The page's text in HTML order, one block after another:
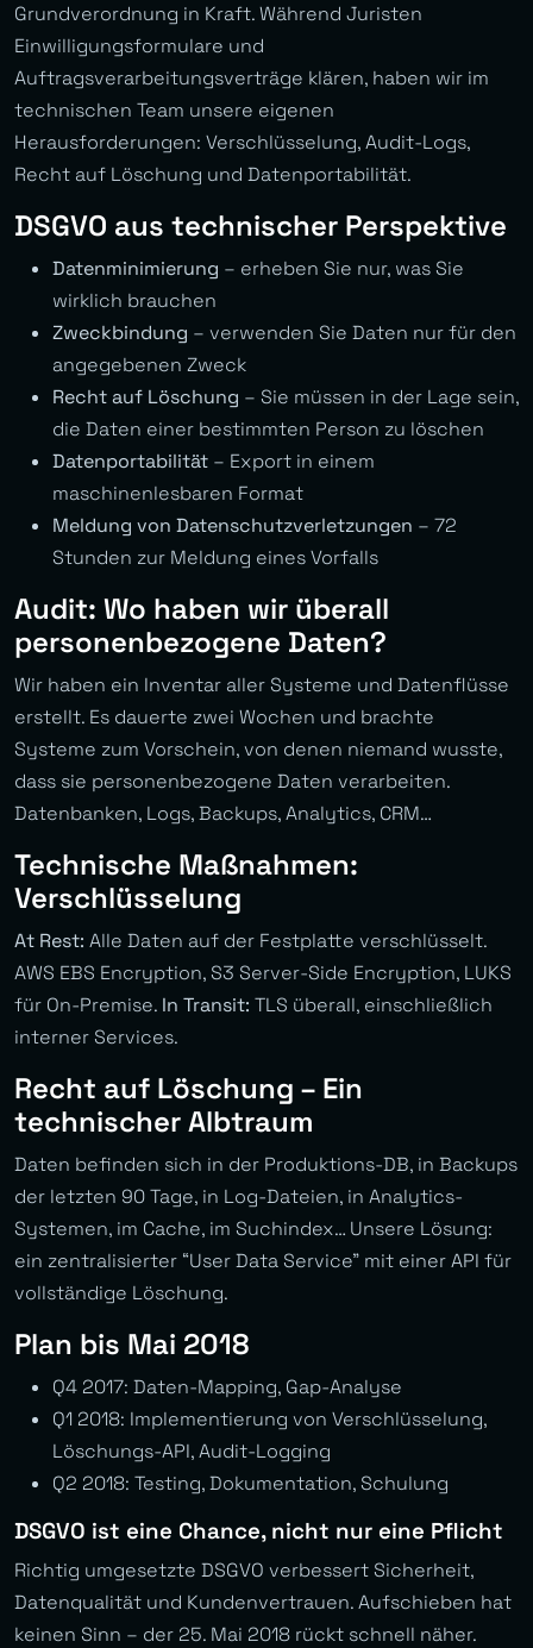
Grundverordnung in Kraft. Während Juristen
Einwilligungsformulare und
Auftragsverarbeitungsverträge klären, haben wir im
technischen Team unsere eigenen
Herausforderungen: Verschlüsselung, Audit-Logs,
Recht auf Löschung und Datenportabilität.
DSGVO aus technischer Perspektive
Datenminimierung – erheben Sie nur, was Sie
wirklich brauchen
Zweckbindung – verwenden Sie Daten nur für den
angegebenen Zweck
Recht auf Löschung – Sie müssen in der Lage sein,
die Daten einer bestimmten Person zu löschen
Datenportabilität – Export in einem
maschinenlesbaren Format
Meldung von Datenschutzverletzungen – 72
Stunden zur Meldung eines Vorfalls
Audit: Wo haben wir überall
personenbezogene Daten?
Wir haben ein Inventar aller Systeme und Datenflüsse
erstellt. Es dauerte zwei Wochen und brachte
Systeme zum Vorschein, von denen niemand wusste,
dass sie personenbezogene Daten verarbeiten.
Datenbanken, Logs, Backups, Analytics, CRM…
Technische Maßnahmen:
Verschlüsselung
At Rest: Alle Daten auf der Festplatte verschlüsselt.
AWS EBS Encryption, S3 Server-Side Encryption, LUKS
für On-Premise. In Transit: TLS überall, einschließlich
interner Services.
Recht auf Löschung – Ein
technischer Albtraum
Daten befinden sich in der Produktions-DB, in Backups
der letzten 90 Tage, in Log-Dateien, in Analytics-
Systemen, im Cache, im Suchindex… Unsere Lösung:
ein zentralisierter “User Data Service” mit einer API für
vollständige Löschung.
Plan bis Mai 2018
Q4 2017: Daten-Mapping, Gap-Analyse
Q1 2018: Implementierung von Verschlüsselung,
Löschungs-API, Audit-Logging
Q2 2018: Testing, Dokumentation, Schulung
DSGVO ist eine Chance, nicht nur eine Pflicht
Richtig umgesetzte DSGVO verbessert Sicherheit,
Datenqualität und Kundenvertrauen. Aufschieben hat
keinen Sinn – der 25. Mai 2018 rückt schnell näher.